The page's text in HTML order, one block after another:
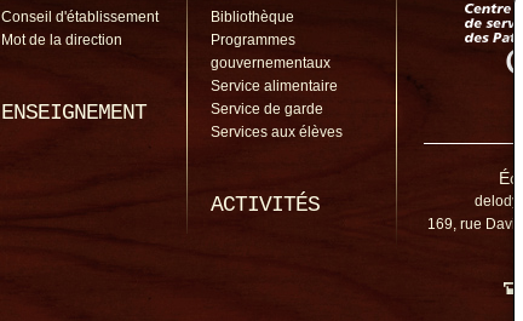
Conseil d'établissement
Mot de la direction
ENSEIGNEMENT
Bibliothèque
Programmes
gouvernementaux
Service alimentaire
Service de garde
Services aux élèves
ACTIVITÉS
169, rue